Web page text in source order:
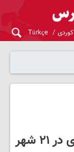
کوردی Türkçe
اجرای طرح‌های بازآفرینی شهری در ۲۱ شهر